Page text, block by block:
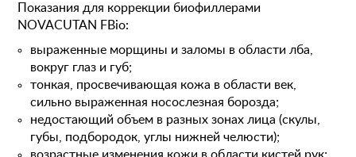
Показания для коррекции биофиллерами
NOVACUTAN FBio:
выраженные морщины и заломы в области лба,
вокруг глаз и губ;
тонкая, просвечивающая кожа в области век,
сильно выраженная носослезная борозда;
недостающий объем в разных зонах лица (скулы,
губы, подбородок, углы нижней челюсти);